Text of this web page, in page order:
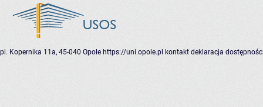
pl. Kopernika 11a, 45-040 Opole https://uni.opole.pl kontakt deklaracja